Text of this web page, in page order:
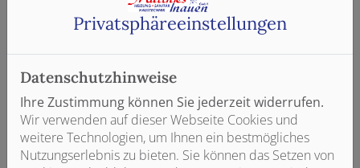
Wir beraten Sie umfassend und transparent bei der
Auswahl des richtigen Systems
Full Service
Privatsphäre­einstellungen
Datenschutzhinweise
Ihre Zustimmung können Sie jederzeit widerrufen.
Wir verwenden auf dieser Webseite Cookies und
weitere Technologien, um Ihnen ein bestmögliches
Nutzungserlebnis zu bieten. Sie können das Setzen von